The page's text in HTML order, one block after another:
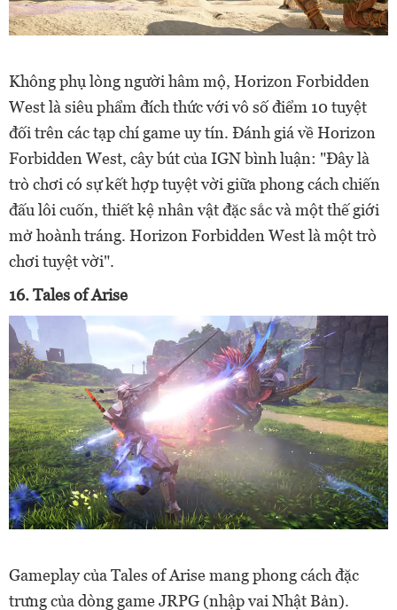
Không phụ lòng người hâm mộ, Horizon Forbidden
West là siêu phẩm đích thức với vô số điểm 10 tuyệt
đối trên các tạp chí game uy tín. Đánh giá về Horizon
Forbidden West, cây bút của IGN bình luận: "Đây là
trò chơi có sự kết hợp tuyệt vời giữa phong cách chiến
đấu lôi cuốn, thiết kệ nhân vật đặc sắc và một thế giới
mở hoành tráng. Horizon Forbidden West là một trò
chơi tuyệt vời".
16. Tales of Arise
Gameplay của Tales of Arise mang phong cách đặc
trưng của dòng game JRPG (nhập vai Nhật Bản).